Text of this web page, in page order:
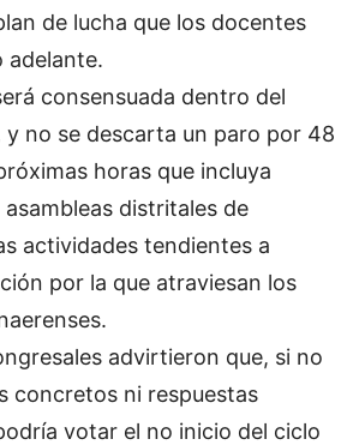
de lucha que los docentes
adelante.
consensuada dentro del
y no se descarta un paro por 48
horas que incluya
distritales de
actividades tendientes a
por la que atraviesan los
advirtieron que, si no
concretos ni respuestas
votar el no inicio del ciclo